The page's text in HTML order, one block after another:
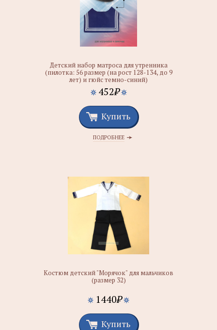
Детский набор матроса для утренника
(пилотка: 56 размер (на рост 128-134, до 9
лет) и гюйс темно-синий)
452₽
Купить
ПОДРОБНЕЕ
Костюм детский "Морячок" для мальчиков
(размер 32)
1440₽
Купить